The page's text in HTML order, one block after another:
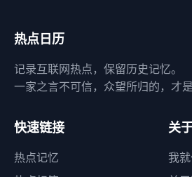
热点日历
记录互联网热点，保留历史记忆。
一家之言不可信，众望所归的，才是
快速链接
热点记忆
关
我